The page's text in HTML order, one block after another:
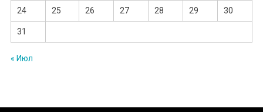
24 25 26 27 28 29 30
31
« Июл